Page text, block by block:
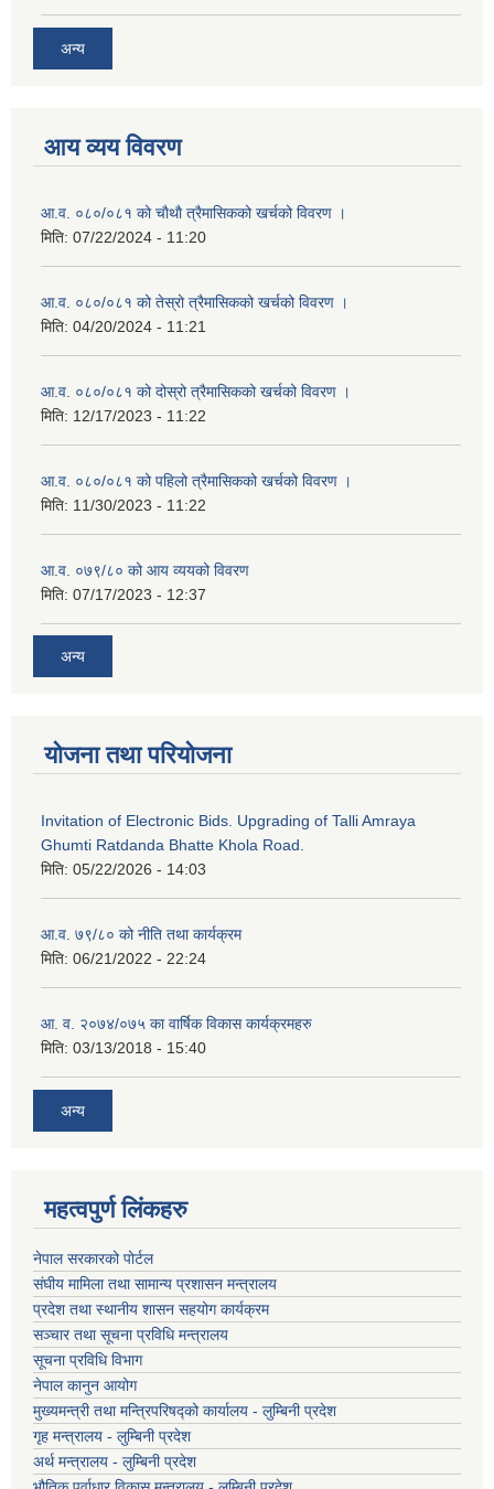
अन्य
आय व्यय विवरण
आ.व. ०८०/०८१ को चाैथाै त्रैमासिकको खर्चको विवरण ।
मिति: 07/22/2024 - 11:20
आ.व. ०८०/०८१ को तेस्रो त्रैमासिकको खर्चको विवरण ।
मिति: 04/20/2024 - 11:21
आ.व. ०८०/०८१ को दोस्रो त्रैमासिकको खर्चको विवरण ।
मिति: 12/17/2023 - 11:22
आ.व. ०८०/०८१ को पहिलो त्रैमासिकको खर्चको विवरण ।
मिति: 11/30/2023 - 11:22
आ.व. ०७९/८० को आय व्ययको विवरण
मिति: 07/17/2023 - 12:37
अन्य
योजना तथा परियोजना
Invitation of Electronic Bids. Upgrading of Talli Amraya
Ghumti Ratdanda Bhatte Khola Road.
मिति: 05/22/2026 - 14:03
आ.व. ७९/८० को नीति तथा कार्यक्रम
मिति: 06/21/2022 - 22:24
आ. व. २०७४/०७५ का वार्षिक विकास कार्यक्रमहरु
मिति: 03/13/2018 - 15:40
अन्य
महत्वपुर्ण लिंकहरु
नेपाल सरकारको पोर्टल
संघीय मामिला तथा सामान्य प्रशासन मन्त्रालय
प्रदेश तथा स्थानीय शासन सहयोग कार्यक्रम
सञ्चार तथा सूचना प्रविधि मन्त्रालय
सूचना प्रविधि विभाग
नेपाल कानुन आयोग
मुख्यमन्त्री तथा मन्त्रिपरिषद्को कार्यालय - लुम्बिनी प्रदेश
गृह मन्त्रालय - लुम्बिनी प्रदेश
अर्थ मन्त्रालय - लुम्बिनी प्रदेश